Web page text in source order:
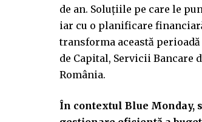
de an. Soluțiile pe care le
iar cu o planificare
transforma această
de Capital, Servicii Bancare
România.
În contextul Blue Monday,